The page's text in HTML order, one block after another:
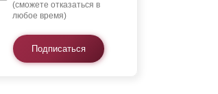
(сможете отказаться в
любое время)
Подписаться